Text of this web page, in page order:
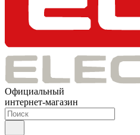
Официальный
интернет-магазин